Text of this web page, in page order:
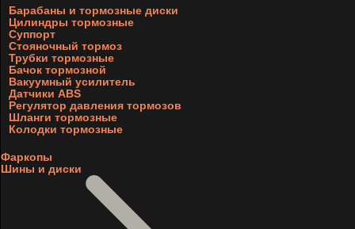
Барабаны и тормозные диски
Цилиндры тормозные
Суппорт
Стояночный тормоз
Трубки тормозные
Бачок тормозной
Вакуумный усилитель
Датчики ABS
Регулятор давления тормозов
Шланги тормозные
Колодки тормозные
Фаркопы
Шины и диски